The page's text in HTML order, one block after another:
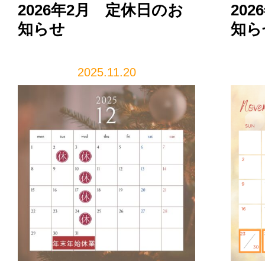
2026年2月 定休日のお
知らせ
知
2025.11.20